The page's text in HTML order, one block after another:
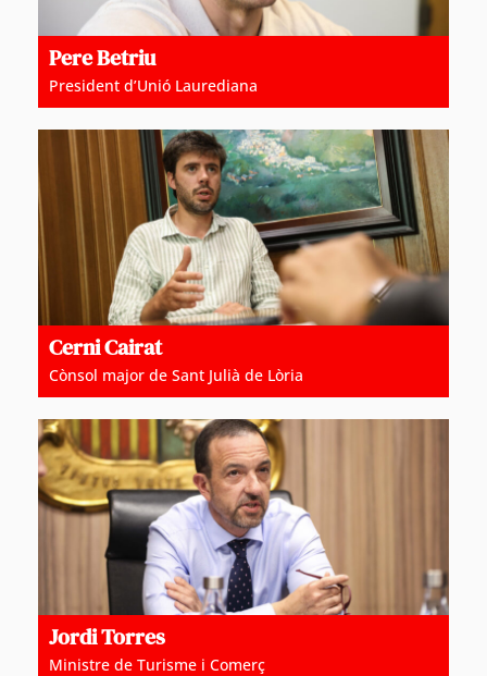
Pere Betriu
President d’Unió Laurediana
Cerni Cairat
Cònsol major de Sant Julià de Lòria
Jordi Torres
Ministre de Turisme i Comerç